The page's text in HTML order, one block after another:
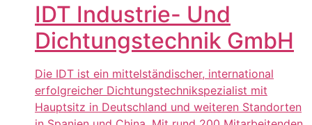
IDT Industrie- Und
Dichtungstechnik GmbH
Die IDT ist ein mittelständischer, international
erfolgreicher Dichtungstechnikspezialist mit
Hauptsitz in Deutschland und weiteren Standorten